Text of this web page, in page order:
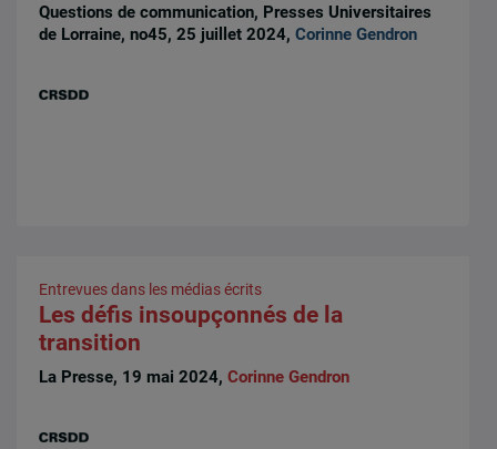
Questions de communication, Presses Universitaires
de Lorraine, no45, 25 juillet 2024,Corinne Gendron
Entrevues dans les médias écrits
Les défis insoupçonnés de la
transition
La Presse, 19 mai 2024,Corinne Gendron